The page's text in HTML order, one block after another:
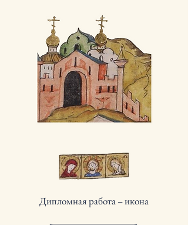
Дипломная работа – икона